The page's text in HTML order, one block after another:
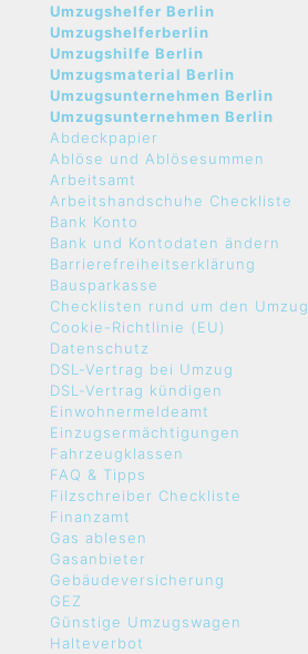
Umzugshelfer Berlin
Umzugshelferberlin
Umzugshilfe Berlin
Umzugsmaterial Berlin
Umzugsunternehmen Berlin
Umzugsunternehmen Berlin
Abdeckpapier
Ablöse und Ablösesummen
Arbeitsamt
Arbeitshandschuhe Checkliste
Bank Konto
Bank und Kontodaten ändern
Barrierefreiheitserklärung
Bausparkasse
Checklisten rund um den Umzug
Cookie-Richtlinie (EU)
Datenschutz
DSL-Vertrag bei Umzug
DSL-Vertrag kündigen
Einwohnermeldeamt
Einzugsermächtigungen
Fahrzeugklassen
FAQ & Tipps
Filzschreiber Checkliste
Finanzamt
Gas ablesen
Gasanbieter
Gebäudeversicherung
GEZ
Günstige Umzugswagen
Halteverbot